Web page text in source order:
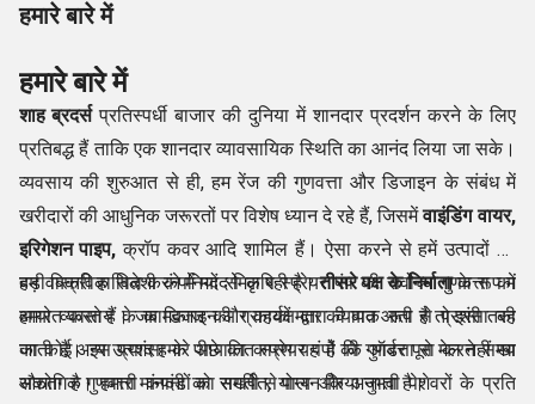
हमारे बारे में
हमारे बारे में
शाह ब्रदर्सप्रतिस्पर्धी बाजार की दुनिया में शानदार प्रदर्शन करने के लिए
प्रतिबद्ध हैं ताकि एक शानदार व्यावसायिक स्थिति का आनंद लिया जा सके।
व्यवसाय की शुरुआत से ही, हम रेंज की गुणवत्ता और डिजाइन के संबंध में
खरीदारों की आधुनिक जरूरतों पर विशेष ध्यान दे रहे हैं, जिसमेंवाइंडिंग वायर,
इरिगेशन पाइप, क्रॉप कवर आदि शामिल हैं। ऐसा करने से हमें उत्पादों की
बड़ी बिक्री हासिल करने में मदद मिल रही है।तीसरे पक्ष के निर्माताके रूप में
हमारे व्यवसाय के कामकाज की ग्राहकों द्वारा व्यापक रूप से प्रशंसा की
जाती है। इस प्रशंसा के पीछे का कारण यह है कि ऑर्डर पूरा करते समय
औद्योगिक गुणवत्ता मानदंडों का सख्ती से पालन किया जाता है।
हम वास्तविक विदेशी कंपनियों से कृषि स्प्रेयर पंप की सर्वोच्च गुणवत्ता का
आयात करते हैं। जब डिजाइन और कार्यक्षमता की बात आती है तो इसी तरह
का कोई अन्य उत्पाद हमारे आयातित स्प्रेयर पंपों की गुणवत्ता से मेल नहीं खा
सकता है। हमारी कंपनी को समर्पित, योग्य और अनुभवी पेशेवरों के प्रति